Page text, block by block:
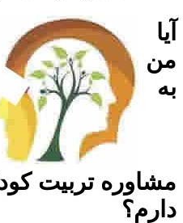
آیا
من
به
مشاوره تربیت
دارم؟